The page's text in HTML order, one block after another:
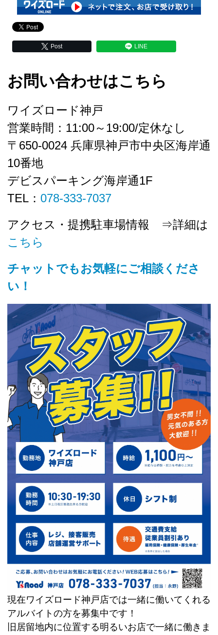
Post LINE
お問い合わせはこちら
ワイズロード神戸
営業時間：11:00～19:00/定休なし
〒650-0024 兵庫県神戸市中央区海岸通
10番地
デビスパーキング海岸通1F
TEL： 078-333-7037
アクセス・提携駐車場情報 ⇒詳細は
こちら
チャットでもお気軽にご相談くださ
い！
現在ワイズロード神戸店では一緒に働いてくれる
アルバイトの方を募集中です！
旧居留地内に位置する明るいお店で一緒に働きま